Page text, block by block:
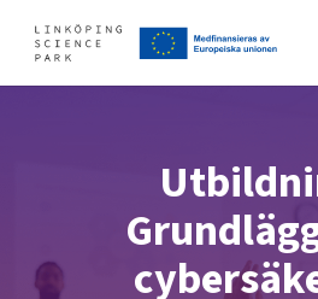
Find your network